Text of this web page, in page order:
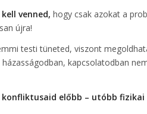
venned, hogy csak azokat a
újra!
testi tüneted, viszont
kapcsolatodban
előbb – utóbb